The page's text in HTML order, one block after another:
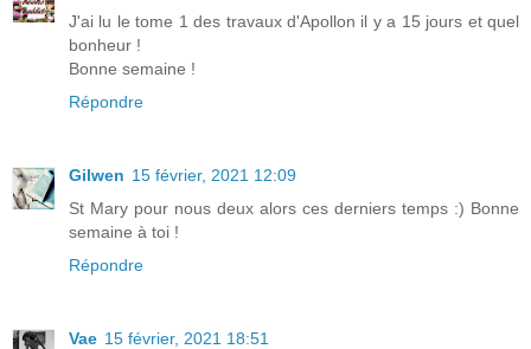
J'ai lu le tome 1 des travaux d'Apollon il y a 15 jours et quel
bonheur !
Bonne semaine !
Répondre
Gilwen 15 février, 2021 12:09
St Mary pour nous deux alors ces derniers temps :) Bonne
semaine à toi !
Répondre
Vae 15 février, 2021 18:51